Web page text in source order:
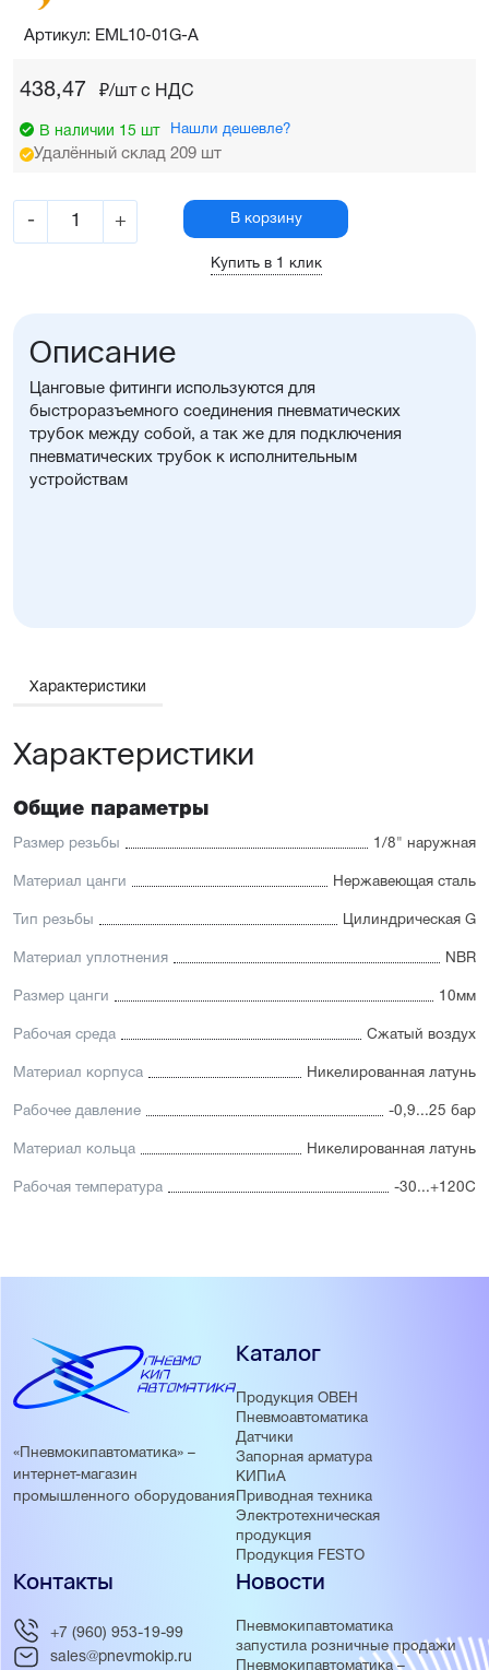
438,47 ₽/шт c НДС
В наличии 15 шт Нашли дешевле?
Удалённый склад 209 шт
- + В корзину
Купить в 1 клик
Артикул: EML10-01G-A
Описание
Цанговые фитинги используются для
быстроразъемного соединения пневматических
трубок между собой, а так же для подключения
пневматических трубок к исполнительным
устройствам
Характеристики
Характеристики
Общие параметры
Размер резьбы 1/8" наружная
Материал цанги Нержавеющая сталь
Тип резьбы Цилиндрическая G
Материал уплотнения NBR
Размер цанги 10мм
Рабочая среда Сжатый воздух
Материал корпуса Никелированная латунь
Рабочее давление -0,9...25 бар
Материал кольца Никелированная латунь
Рабочая температура -30...+120С
«Пневмокипавтоматика» –
интернет-магазин
промышленного оборудования
Каталог
Продукция ОВЕН
Пневмоавтоматика
Датчики
Запорная арматура
КИПиА
Приводная техника
Электротехническая
продукция
Продукция FESTO
Новости
Пневмокипавтоматика
запустила розничные продажи
Пневмокипавтоматика –
Контакты
+7 (960) 953-19-99
sales@pnevmokip.ru